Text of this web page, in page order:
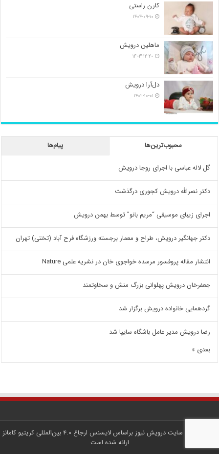
کارن راستی
۱۴۰۴-۰۹-۱۰
ماهلین درویش
۱۴۰۳-۱۲-۲۰
دل‌آرا درویش
۱۴۰۲-۱۰-۰۱
محبوب‌ترین‌ها پیام‌ها
گل لاله عباسی با اجرای روجا درویش
دکتر نصرالله درویش کجوری درگذشت
اجرای زیبای موسیقی “مریم بانو” توسط بهمن درویش
دکتر جهانگیر درویش، طراح و معمار برجسته ورزشگاه فرح آباد (تختی) تهران
انتشار مقاله پروفسور مرسده خواجوی خان در نشریه علمی Nature
جعفرخان درویش پهلوانی بزرگ منش و سخاوتمند
گردهمایی خانواده درویش برگزار شد
رضا درویش مدیر عامل باشگاه سایپا شد
بعدی »
کلیه محتوای سایتدرویش نیوز براساس لایسنس ارجاع ۴.۰ بین‌المللی کریتیو کامانز
ارائه شده است